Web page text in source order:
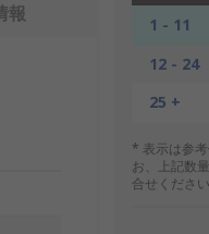
1 - 11
12 - 24
25 +
* 表示は参
お、上記数
合せください
報